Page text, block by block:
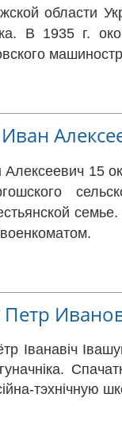
области
В 1935 г.
15
Іванавіч
тэхнічную